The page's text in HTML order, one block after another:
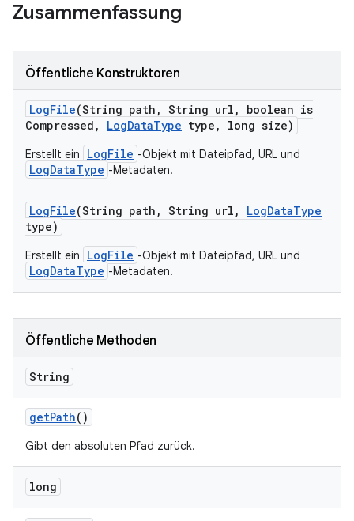
Zusammenfassung
Öffentliche Konstruktoren
LogFile(String path , String url ,
boolean is
Compressed , LogDataType type , long size)
Erstellt ein LogFile -Objekt mit Dateipfad, URL und
LogDataType -Metadaten.
LogFile(String path , String url , LogDataType
type)
Erstellt ein LogFile -Objekt mit Dateipfad, URL und
LogDataType -Metadaten.
Öffentliche Methoden
String
getPath()
Gibt den absoluten Pfad zurück.
long